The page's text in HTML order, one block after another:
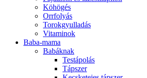
Köhögés
Orrfolyás
Torokgyulladás
Vitaminok
Baba-mama
Babáknak
Testápolás
Tápszer